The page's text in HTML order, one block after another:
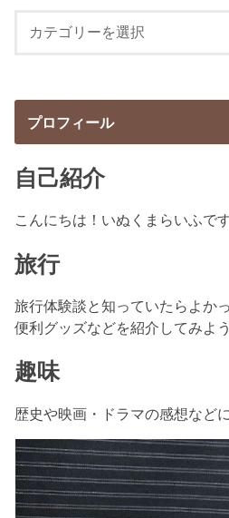
プロフィール
自己紹介
こんにちは！いぬくまらいふです
旅行
旅行体験談と知っていたらよか
便利グッズなどを紹介してみよ
趣味
歴史や映画・ドラマの感想など